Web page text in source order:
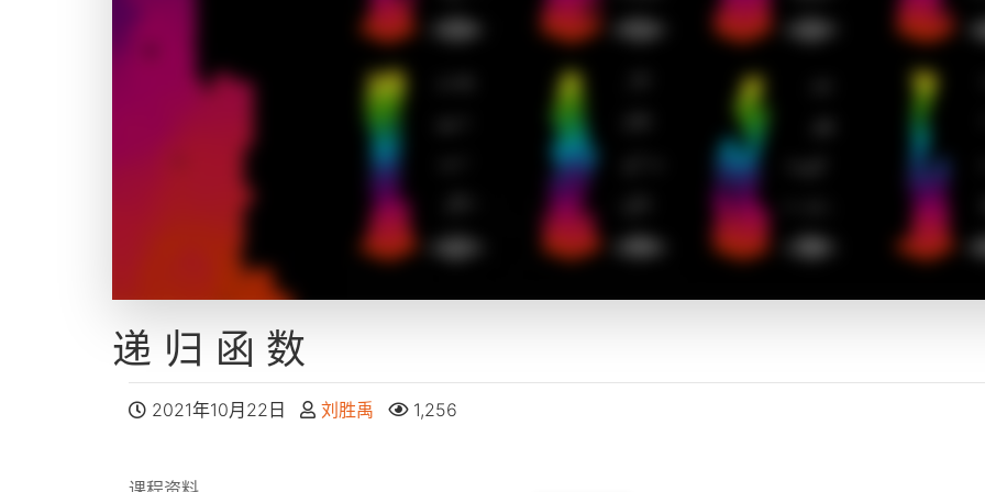
递归函数
2021年10月22日 刘胜禹 1,256